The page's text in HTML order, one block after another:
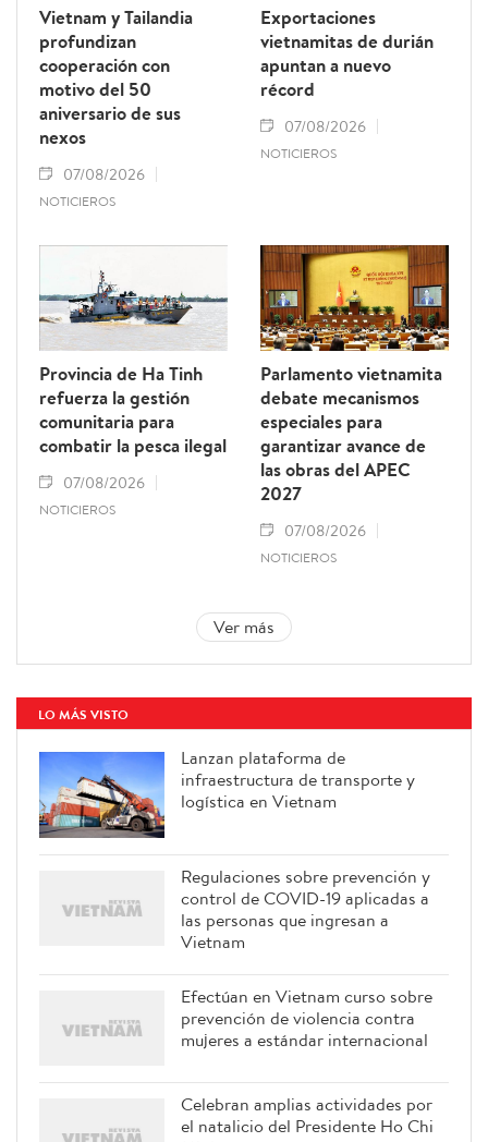
Vietnam y Tailandia
profundizan
cooperación con
motivo del 50
aniversario de sus
nexos
07/08/2026
NOTICIEROS
Exportaciones
vietnamitas de durián
apuntan a nuevo
récord
07/08/2026
NOTICIEROS
Provincia de Ha Tinh
refuerza la gestión
comunitaria para
combatir la pesca ilegal
07/08/2026
NOTICIEROS
Parlamento vietnamita
debate mecanismos
especiales para
garantizar avance de
las obras del APEC
2027
07/08/2026
NOTICIEROS
Ver más
LO MÁS VISTO
Lanzan plataforma de
infraestructura de transporte y
logística en Vietnam
Regulaciones sobre prevención y
control de COVID-19 aplicadas a
las personas que ingresan a
Vietnam
Efectúan en Vietnam curso sobre
prevención de violencia contra
mujeres a estándar internacional
Celebran amplias actividades por
el natalicio del Presidente Ho Chi